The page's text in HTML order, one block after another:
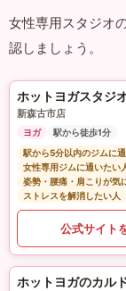
女性専用スタジオ
認しましょう。
ホットヨガスタジ
新森古市店
ヨガ
駅から徒歩1分
駅から5分以内のジムに
女性専用ジムに通いたい
姿勢・腰痛・肩こりが気
ストレスを解消したい人
公式サイト
ホットヨガのカル